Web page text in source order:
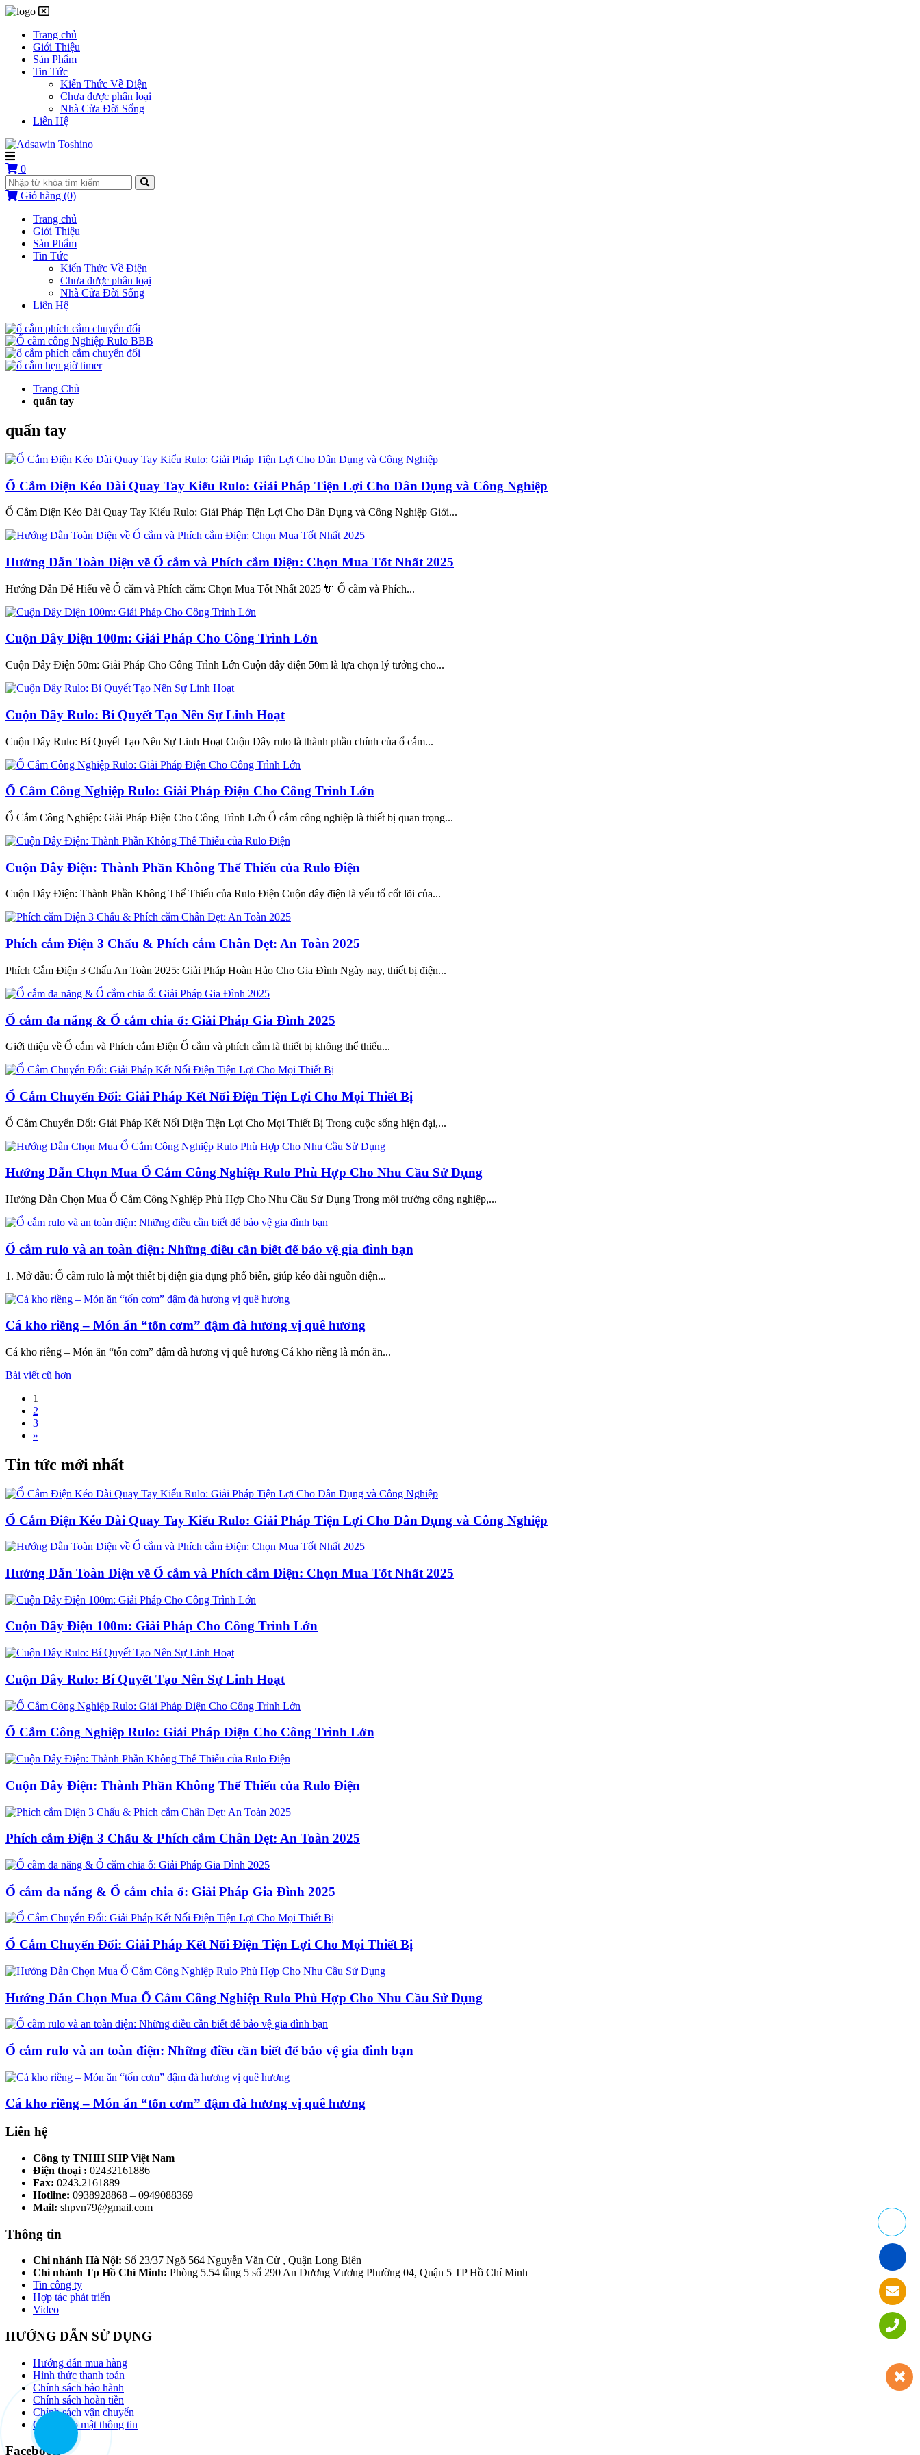
Trang chủ
Giới Thiệu
Sản Phẩm
Tin Tức
Kiến Thức Về Điện
Chưa được phân loại
Nhà Cửa Đời Sống
Liên Hệ
0
Giỏ hàng (0)
Trang chủ
Giới Thiệu
Sản Phẩm
Tin Tức
Kiến Thức Về Điện
Chưa được phân loại
Nhà Cửa Đời Sống
Liên Hệ
Trang Chủ
quấn tay
quấn tay
Ổ Cắm Điện Kéo Dài Quay Tay Kiểu Rulo: Giải Pháp Tiện Lợi Cho Dân Dụng và Công Nghiệp
Ổ Cắm Điện Kéo Dài Quay Tay Kiểu Rulo: Giải Pháp Tiện Lợi Cho Dân Dụng và Công Nghiệp Giới...
Hướng Dẫn Toàn Diện về Ổ cắm và Phích cắm Điện: Chọn Mua Tốt Nhất 2025
Hướng Dẫn Dễ Hiểu về Ổ cắm và Phích cắm: Chọn Mua Tốt Nhất 2025 🔌 Ổ cắm và Phích...
Cuộn Dây Điện 100m: Giải Pháp Cho Công Trình Lớn
Cuộn Dây Điện 50m: Giải Pháp Cho Công Trình Lớn Cuộn dây điện 50m là lựa chọn lý tưởng cho...
Cuộn Dây Rulo: Bí Quyết Tạo Nên Sự Linh Hoạt
Cuộn Dây Rulo: Bí Quyết Tạo Nên Sự Linh Hoạt Cuộn Dây rulo là thành phần chính của ổ cắm...
Ổ Cắm Công Nghiệp Rulo: Giải Pháp Điện Cho Công Trình Lớn
Ổ Cắm Công Nghiệp: Giải Pháp Điện Cho Công Trình Lớn Ổ cắm công nghiệp là thiết bị quan trọng...
Cuộn Dây Điện: Thành Phần Không Thể Thiếu của Rulo Điện
Cuộn Dây Điện: Thành Phần Không Thể Thiếu của Rulo Điện Cuộn dây điện là yếu tố cốt lõi của...
Phích cắm Điện 3 Chấu & Phích cắm Chân Dẹt: An Toàn 2025
Phích Cắm Điện 3 Chấu An Toàn 2025: Giải Pháp Hoàn Hảo Cho Gia Đình Ngày nay, thiết bị điện...
Ổ cắm đa năng & Ổ cắm chia ổ: Giải Pháp Gia Đình 2025
Giới thiệu về Ổ cắm và Phích cắm Điện Ổ cắm và phích cắm là thiết bị không thể thiếu...
Ổ Cắm Chuyển Đổi: Giải Pháp Kết Nối Điện Tiện Lợi Cho Mọi Thiết Bị
Ổ Cắm Chuyển Đổi: Giải Pháp Kết Nối Điện Tiện Lợi Cho Mọi Thiết Bị Trong cuộc sống hiện đại,...
Hướng Dẫn Chọn Mua Ổ Cắm Công Nghiệp Rulo Phù Hợp Cho Nhu Cầu Sử Dụng
Hướng Dẫn Chọn Mua Ổ Cắm Công Nghiệp Phù Hợp Cho Nhu Cầu Sử Dụng Trong môi trường công nghiệp,...
Ổ cắm rulo và an toàn điện: Những điều cần biết để bảo vệ gia đình bạn
1. Mở đầu: Ổ cắm rulo là một thiết bị điện gia dụng phổ biến, giúp kéo dài nguồn điện...
Cá kho riềng – Món ăn “tốn cơm” đậm đà hương vị quê hương
Cá kho riềng – Món ăn “tốn cơm” đậm đà hương vị quê hương Cá kho riềng là món ăn...
Điều
hướng
bài
viết
Bài viết cũ hơn
1
2
3
»
Tin tức mới nhất
Ổ Cắm Điện Kéo Dài Quay Tay Kiểu Rulo: Giải Pháp Tiện Lợi Cho Dân Dụng và Công Nghiệp
Hướng Dẫn Toàn Diện về Ổ cắm và Phích cắm Điện: Chọn Mua Tốt Nhất 2025
Cuộn Dây Điện 100m: Giải Pháp Cho Công Trình Lớn
Cuộn Dây Rulo: Bí Quyết Tạo Nên Sự Linh Hoạt
Ổ Cắm Công Nghiệp Rulo: Giải Pháp Điện Cho Công Trình Lớn
Cuộn Dây Điện: Thành Phần Không Thể Thiếu của Rulo Điện
Phích cắm Điện 3 Chấu & Phích cắm Chân Dẹt: An Toàn 2025
Ổ cắm đa năng & Ổ cắm chia ổ: Giải Pháp Gia Đình 2025
Ổ Cắm Chuyển Đổi: Giải Pháp Kết Nối Điện Tiện Lợi Cho Mọi Thiết Bị
Hướng Dẫn Chọn Mua Ổ Cắm Công Nghiệp Rulo Phù Hợp Cho Nhu Cầu Sử Dụng
Ổ cắm rulo và an toàn điện: Những điều cần biết để bảo vệ gia đình bạn
Cá kho riềng – Món ăn “tốn cơm” đậm đà hương vị quê hương
Liên hệ
Công ty TNHH SHP Việt Nam
Điện thoại : 02432161886
Fax: 0243.2161889
Hotline: 0938928868 – 0949088369
Mail: shpvn79@gmail.com
Thông tin
Chi nhánh Hà Nội: Số 23/37 Ngõ 564 Nguyễn Văn Cừ , Quận Long Biên
Chi nhánh Tp Hồ Chí Minh: Phòng 5.54 tầng 5 số 290 An Dương Vương Phường 04, Quận 5 TP Hồ Chí Minh
Tin công ty
Hợp tác phát triển
Video
HƯỚNG DẪN SỬ DỤNG
Hướng dẫn mua hàng
Hình thức thanh toán
Chính sách bảo hành
Chính sách hoàn tiền
Chính sách vận chuyển
Chính bảo mật thông tin
Facebook